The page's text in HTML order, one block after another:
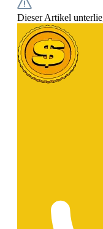
Dieser Artikel